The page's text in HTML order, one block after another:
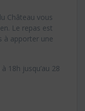
Château vous
Le repas est
à apporter une
18h jusqu’au 28